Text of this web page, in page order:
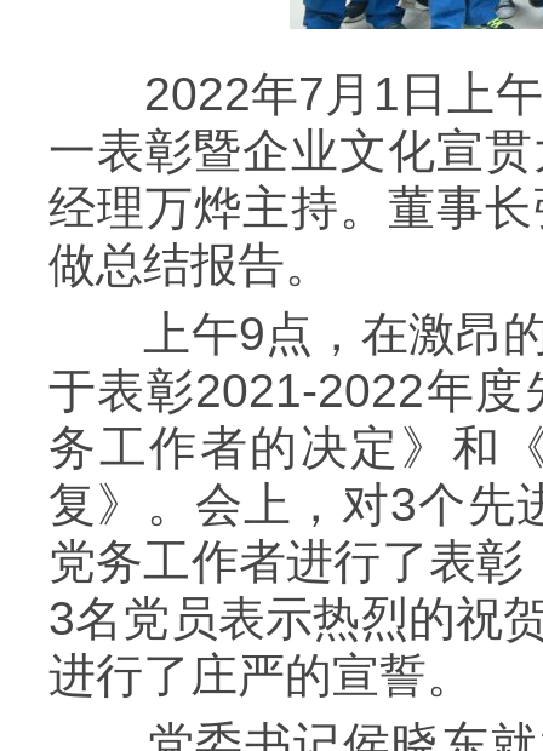
2022年7月1日上午
一表彰暨企业文化宣
经理万烨主持。董事
做总结报告。
上午9点，在激昂的
于表彰2021-2022年
务工作者的决定》和
复》。会上，对3个先
党务工作者进行了表
3名党员表示热烈的祝
进行了庄严的宣誓。